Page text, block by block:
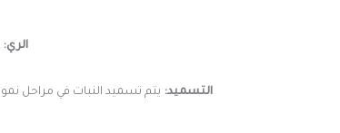
الري:
التسميد: يتم تسميد النبات في مراحل